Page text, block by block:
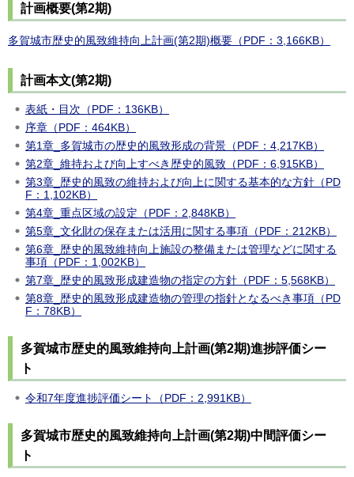
計画概要(第2期)
多賀城市歴史的風致維持向上計画(第2期)概要（PDF：3,166KB）
計画本文(第2期)
表紙・目次（PDF：136KB）
序章（PDF：464KB）
第1章_多賀城市の歴史的風致形成の背景（PDF：4,217KB）
第2章_維持および向上すべき歴史的風致（PDF：6,915KB）
第3章_歴史的風致の維持および向上に関する基本的な方針（PD
F：1,102KB）
第4章_重点区域の設定（PDF：2,848KB）
第5章_文化財の保存または活用に関する事項（PDF：212KB）
第6章_歴史的風致維持向上施設の整備または管理などに関する
事項（PDF：1,002KB）
第7章_歴史的風致形成建造物の指定の方針（PDF：5,568KB）
第8章_歴史的風致形成建造物の管理の指針となるべき事項（PD
F：78KB）
多賀城市歴史的風致維持向上計画(第2期)進捗評価シー
ト
令和7年度進捗評価シート（PDF：2,991KB）
多賀城市歴史的風致維持向上計画(第2期)中間評価シー
ト